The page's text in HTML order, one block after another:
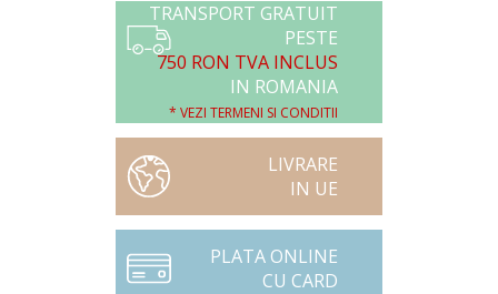
TRANSPORT GRATUIT
PESTE
750 RON TVA INCLUS
IN ROMANIA
* VEZI TERMENI SI CONDITII
LIVRARE
IN UE
PLATA ONLINE
CU CARD